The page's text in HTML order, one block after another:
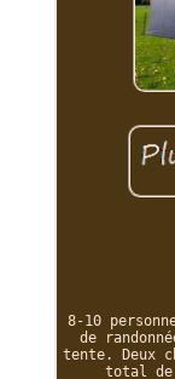
8-10
de
tente. Deux
total de